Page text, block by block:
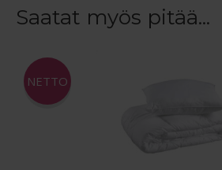
Saatat myös pitää...
NETTO